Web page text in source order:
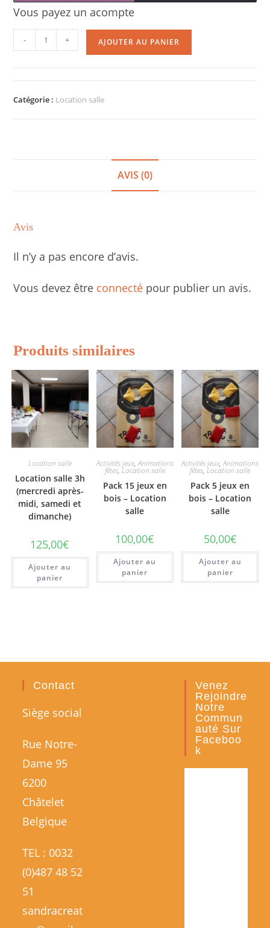
Vous payez un acompte
quantité
de
1
- + AJOUTER AU PANIER
Catégorie : Location salle
AVIS (0)
Avis
Il n’y a pas encore d’avis.
Vous devez être connecté pour publier un avis.
Produits similaires
Location salle
Location salle 3h
(mercredi après-
midi, samedi et
dimanche)
125,00€
Ajouter au
panier
Activités jeux,Animations
fêtes,Location salle
Pack 15 jeux en
bois – Location
salle
100,00€
Ajouter au
panier
Activités jeux,Animations
fêtes,Location salle
Pack 5 jeux en
bois – Location
salle
50,00€
Ajouter au
panier
Contact
Siège social
Rue Notre-
Dame 95
6200
Châtelet
Belgique
TEL : 0032
(0)487 48 52
51
sandracreat
Venez
Rejoindre
Notre
Commun
Auté Sur
Faceboo
K